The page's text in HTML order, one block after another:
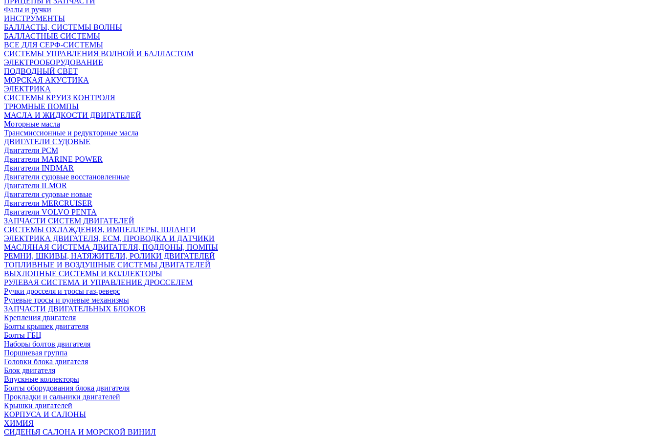
Фалы и ручки
ИНСТРУМЕНТЫ
БАЛЛАСТЫ, СИСТЕМЫ ВОЛНЫ
БАЛЛАСТНЫЕ СИСТЕМЫ
ВСЕ ДЛЯ СЕРФ-СИСТЕМЫ
СИСТЕМЫ УПРАВЛЕНИЯ ВОЛНОЙ И БАЛЛАСТОМ
ЭЛЕКТРООБОРУДОВАНИЕ
ПОДВОДНЫЙ СВЕТ
МОРСКАЯ АКУСТИКА
ЭЛЕКТРИКА
СИСТЕМЫ КРУИЗ КОНТРОЛЯ
ТРЮМНЫЕ ПОМПЫ
МАСЛА И ЖИДКОСТИ ДВИГАТЕЛЕЙ
Моторные масла
Трансмиссионные и редукторные масла
ДВИГАТЕЛИ СУДОВЫЕ
Двигатели PCM
Двигатели MARINE POWER
Двигатели INDMAR
Двигатели судовые восстановленные
Двигатели ILMOR
Двигатели судовые новые
Двигатели MERCRUISER
Двигатели VOLVO PENTA
ЗАПЧАСТИ СИСТЕМ ДВИГАТЕЛЕЙ
СИСТЕМЫ ОХЛАЖДЕНИЯ, ИМПЕЛЛЕРЫ, ШЛАНГИ
ЭЛЕКТРИКА ДВИГАТЕЛЯ, ECM, ПРОВОДКА И ДАТЧИКИ
МАСЛЯНАЯ СИСТЕМА ДВИГАТЕЛЯ, ПОДДОНЫ, ПОМПЫ
РЕМНИ, ШКИВЫ, НАТЯЖИТЕЛИ, РОЛИКИ ДВИГАТЕЛЕЙ
ТОПЛИВНЫЕ И ВОЗДУШНЫЕ СИСТЕМЫ ДВИГАТЕЛЕЙ
ВЫХЛОПНЫЕ СИСТЕМЫ И КОЛЛЕКТОРЫ
РУЛЕВАЯ СИСТЕМА И УПРАВЛЕНИЕ ДРОССЕЛЕМ
Ручки дросселя и тросы газ-реверс
Рулевые тросы и рулевые механизмы
ЗАПЧАСТИ ДВИГАТЕЛЬНЫХ БЛОКОВ
Крепления двигателя
Болты крышек двигателя
Болты ГБЦ
Наборы болтов двигателя
Поршневая группа
Головки блока двигателя
Блок двигателя
Впускные коллекторы
Болты оборудования блока двигателя
Прокладки и сальники двигателей
Крышки двигателей
КОРПУСА И САЛОНЫ
ХИМИЯ
СИДЕНЬЯ САЛОНА И МОРСКОЙ ВИНИЛ